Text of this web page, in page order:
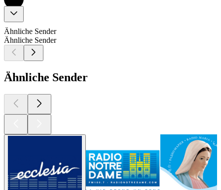
Ähnliche Sender
Ähnliche Sender
Ähnliche Sender